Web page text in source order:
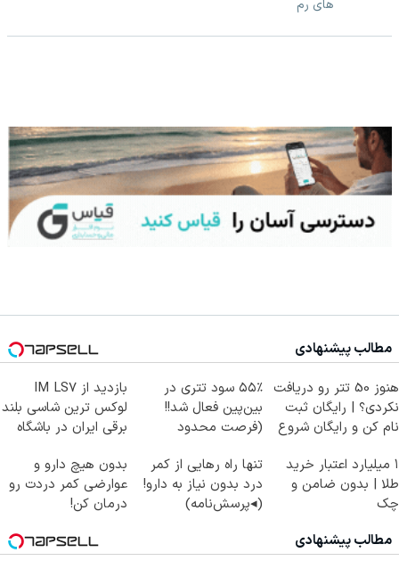
های رم
مطالب پیشنهادی
هنوز 50 تتر رو دریافت
نکردی؟ | رایگان ثبت
نام کن و رایگان شروع
۵۵٪ سود تتری در
بین‌پین فعال شد!!
(فرصت محدود
بازدید از IM LS7
لوکس ترین شاسی بلند
برقی ایران در باشگاه
۱ میلیارد اعتبار خرید
طلا | بدون ضامن و
چک
تنها راه رهایی از کمر
درد بدون نیاز به دارو!
(◂پرسش‌نامه)
بدون هیچ دارو و
عوارضی کمر دردت رو
درمان کن!
مطالب پیشنهادی